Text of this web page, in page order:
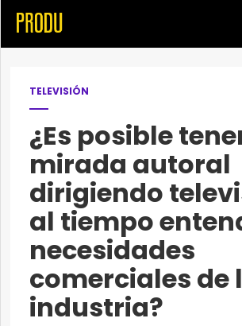
TELEVISIÓN
¿Es posible
mirada autoral
dirigiendo
al tiempo
necesidades
comerciales de
industria?